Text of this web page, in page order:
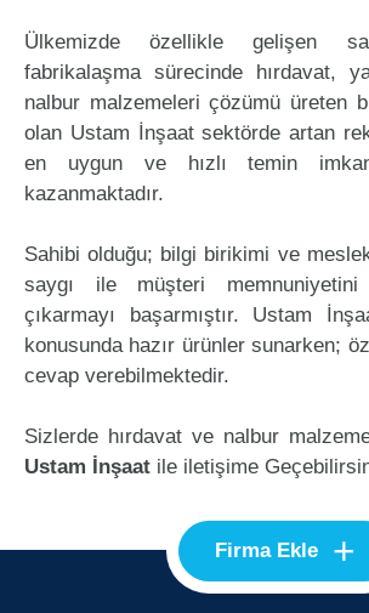
Ülkemizde özellikle gelişen
fabrikalaşma sürecinde hırdavat,
nalbur malzemeleri çözümü üreten
olan Ustam İnşaat sektörde artan
en uygun ve hızlı temin
kazanmaktadır.
Sahibi olduğu; bilgi birikimi ve
saygı ile müşteri
çıkarmayı başarmıştır. Ustam
konusunda hazır ürünler sunarken;
cevap verebilmektedir.
Sizlerde hırdavat ve nalbur
Ustam İnşaat ile iletişime
Firma Ekle +